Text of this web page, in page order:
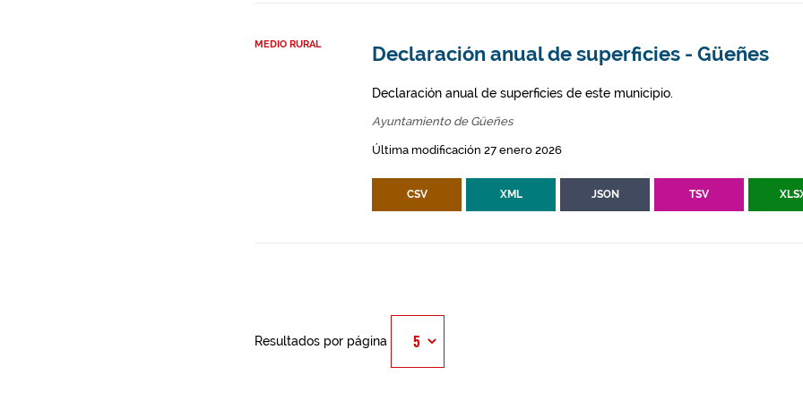
MEDIO RURAL Declaración anual de superficies - Güeñes
Declaración anual de superficies de este municipio.
Ayuntamiento de Güeñes
Última modificación 27 enero 2026
CSV XML JSON TSV
Resultados por página